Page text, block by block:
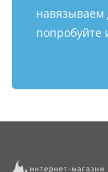
навязываем
попробуйте